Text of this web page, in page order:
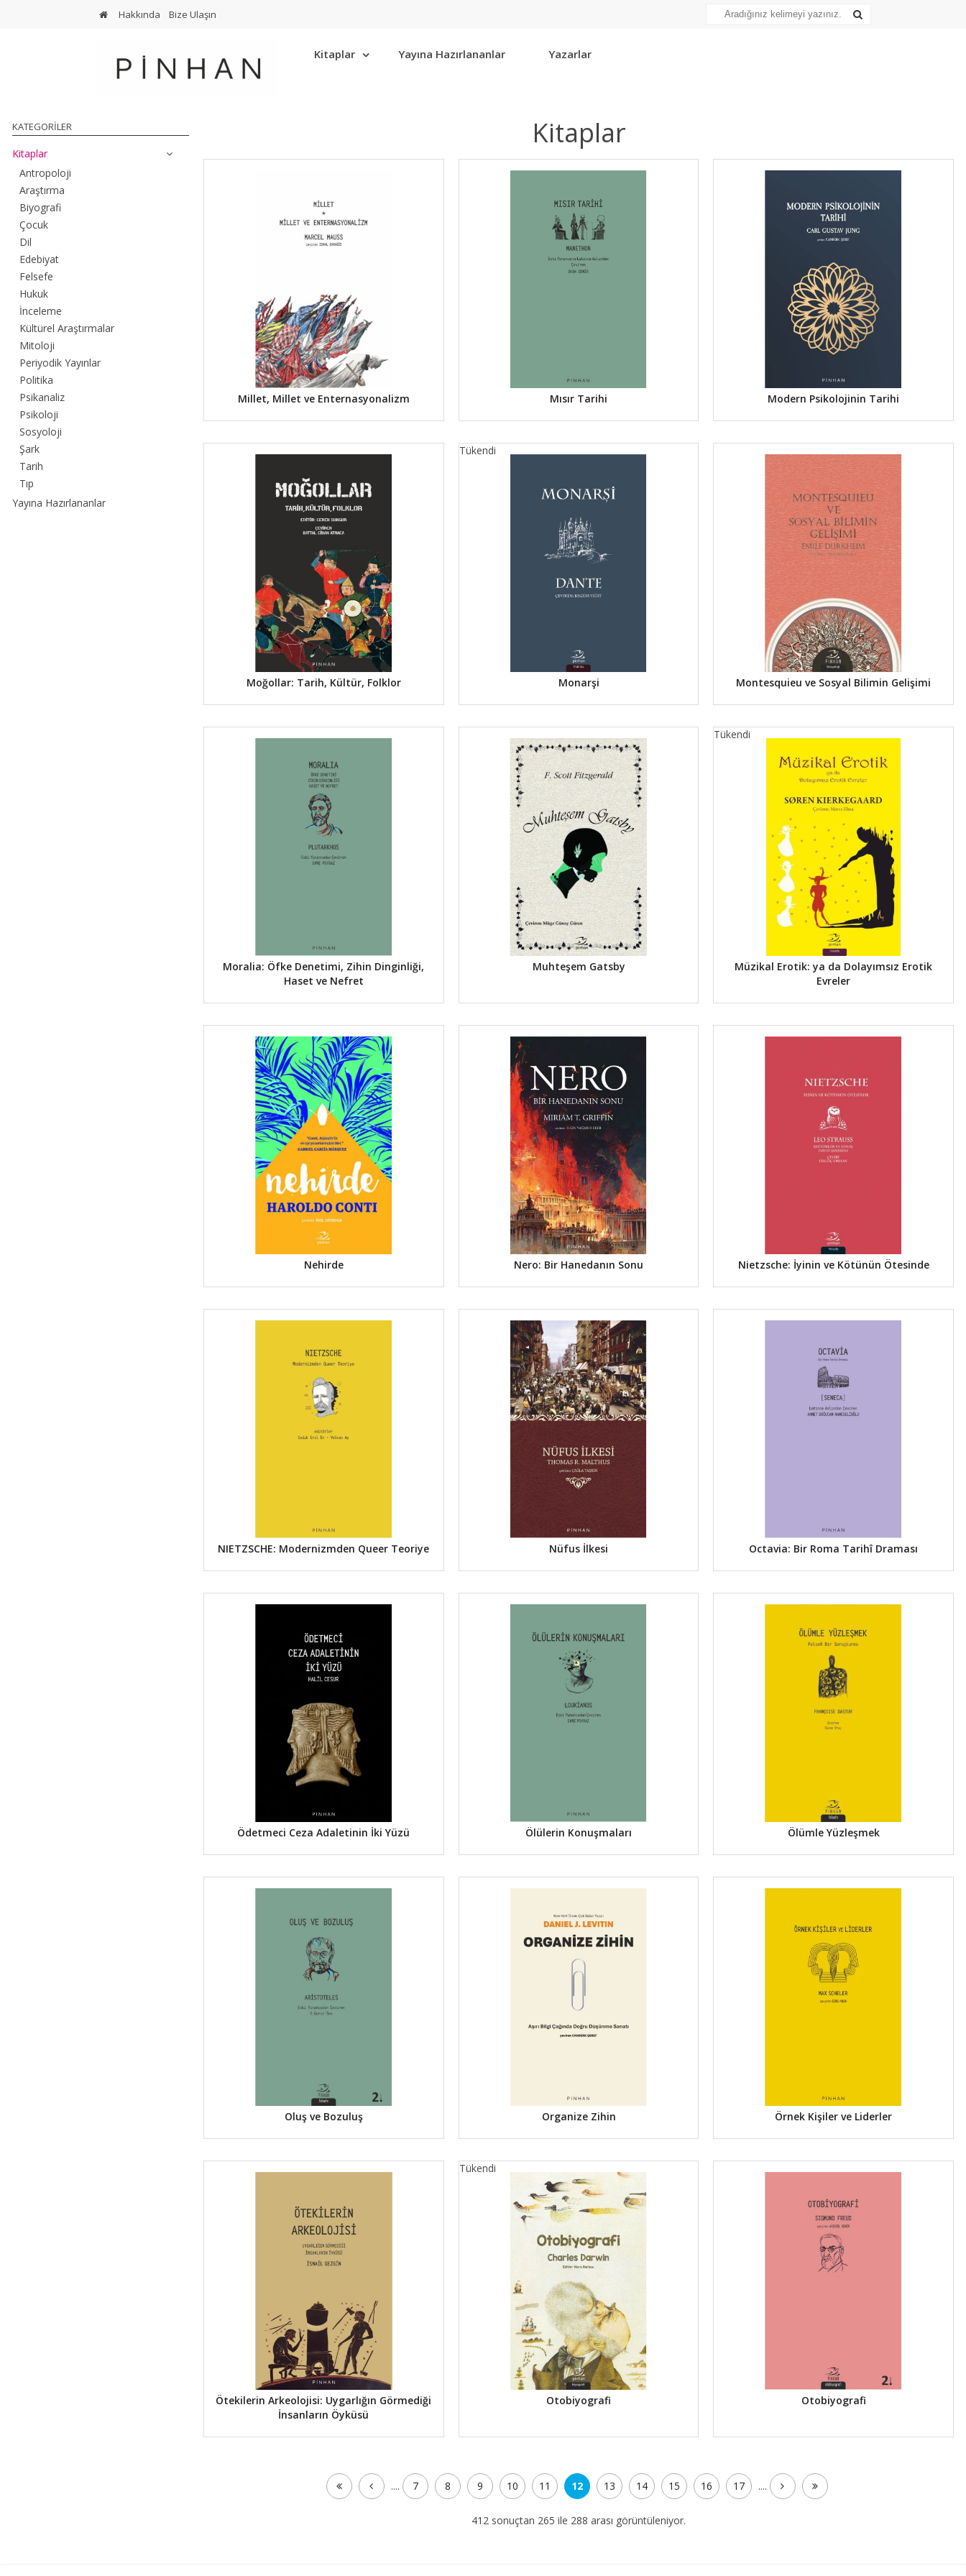
Hakkında Bize Ulaşın
Kitaplar Yayına Hazırlananlar Yazarlar
KATEGORILER
Kitaplar
Antropoloji
Araştırma
Biyografi
Çocuk
Dil
Edebiyat
Felsefe
Hukuk
İnceleme
Kültürel Araştırmalar
Mitoloji
Periyodik Yayınlar
Politika
Psikanaliz
Psikoloji
Sosyoloji
Şark
Tarih
Tıp
Yayına Hazırlananlar
Kitaplar
Millet, Millet ve Enternasyonalizm Mısır Tarihi Modern Psikolojinin Tarihi
Moğollar: Tarih, Kültür, Folklor Monarşi
Tükendi
Montesquieu ve Sosyal Bilimin Gelişimi
Moralia: Öfke Denetimi, Zihin Dinginliği,
Haset ve Nefret
Muhteşem Gatsby
Müzikal Erotik: ya da Dolayımsız Erotik
Evreler
Tükendi
Nehirde Nero: Bir Hanedanın Sonu Nietzsche: İyinin ve Kötünün Ötesinde
NIETZSCHE: Modernizmden Queer Teoriye Nüfus İlkesi Octavia: Bir Roma Tarihî Draması
Ödetmeci Ceza Adaletinin İki Yüzü Ölülerin Konuşmaları Ölümle Yüzleşmek
Oluş ve Bozuluş Organize Zihin Örnek Kişiler ve Liderler
Ötekilerin Arkeolojisi: Uygarlığın Görmediği
İnsanların Öyküsü
Otobiyografi
Tükendi
Otobiyografi
.... 7 8 9 10 11 12 13 14 15 16 17 ....
412 sonuçtan 265 ile 288 arası görüntüleniyor.